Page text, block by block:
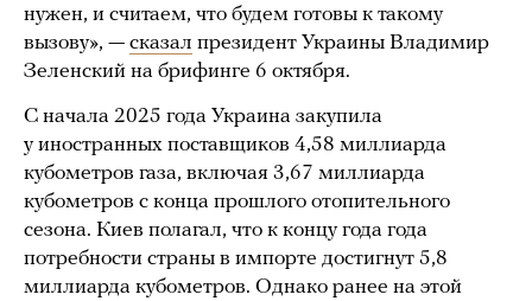
нужен, и считаем, что будем готовы к такому
вызову», — сказал президент Украины Владимир
Зеленский на брифинге 6 октября.
С начала 2025 года Украина закупила
у иностранных поставщиков 4,58 миллиарда
кубометров газа, включая 3,67 миллиарда
кубометров с конца прошлого отопительного
сезона. Киев полагал, что к концу года года
потребности страны в импорте достигнут 5,8
миллиарда кубометров. Однако ранее на этой